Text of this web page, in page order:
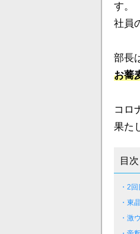
す。
社員
部長
お蕎
コロ
果た
目次
・2
・東
・激